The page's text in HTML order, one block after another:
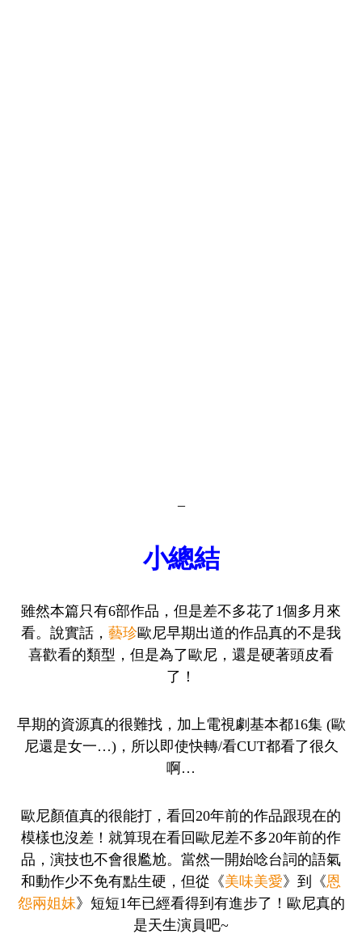
–
小總結
雖然本篇只有6部作品，但是差不多花了1個多月來
看。說實話， 藝珍歐尼早期出道的作品真的不是我
喜歡看的類型，但是為了歐尼，還是硬著頭皮看
了！
早期的資源真的很難找，加上電視劇基本都16集 (歐
尼還是女一…)，所以即使快轉/看CUT都看了很久
啊…
歐尼顏值真的很能打，看回20年前的作品跟現在的
模樣也沒差！就算現在看回歐尼差不多20年前的作
品，演技也不會很尷尬。當然一開始唸台詞的語氣
和動作少不免有點生硬，但從《美味美愛》到《恩
怨兩姐妹》短短1年已經看得到有進步了！歐尼真的
是天生演員吧~